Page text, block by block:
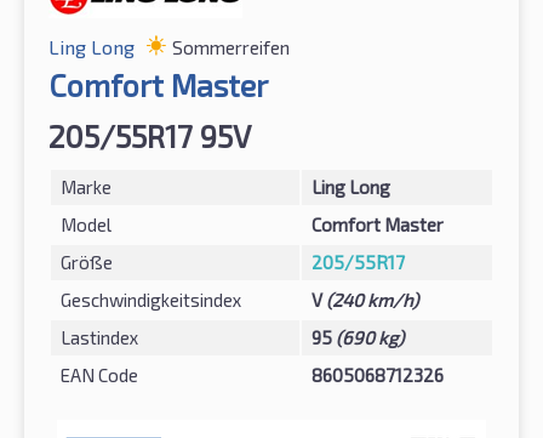
Ling Long Sommerreifen
Comfort Master
205/55R17 95V
Marke
Ling Long
Model
Comfort Master
Größe
205/55R17
Geschwindigkeitsindex
V(240 km/h)
Lastindex
95 (690 kg)
EAN Code
8605068712326